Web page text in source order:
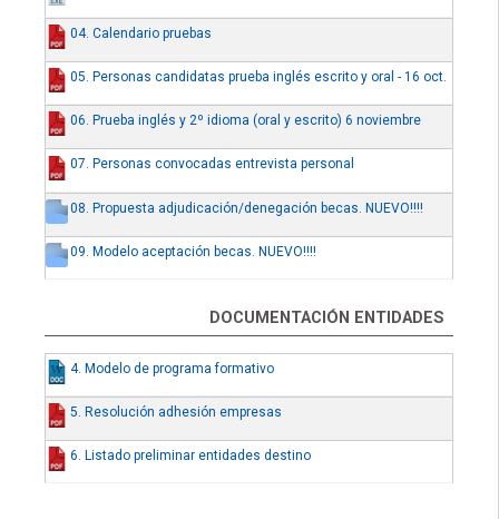
04. Calendario pruebas
05. Personas candidatas prueba inglés escrito y oral - 16 oct.
06. Prueba inglés y 2º idioma (oral y escrito) 6 noviembre
07. Personas convocadas entrevista personal
08. Propuesta adjudicación/denegación becas. NUEVO!!!!
09. Modelo aceptación becas. NUEVO!!!!
DOCUMENTACIÓN ENTIDADES
4. Modelo de programa formativo
5. Resolución adhesión empresas
6. Listado preliminar entidades destino